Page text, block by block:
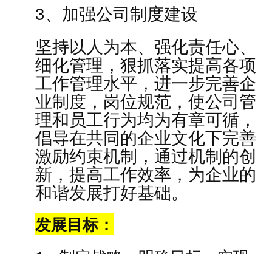
3、加强公司制度建设
坚持以人为本、强化责任心、
细化管理，狠抓落实提高各项
工作管理水平，进一步完善企
业制度，岗位规范，使公司管
理和员工行为均为有章可循，
倡导在共同的企业文化下完善
激励约束机制，通过机制的创
新，提高工作效率，为企业的
和谐发展打好基础。
发展目标：